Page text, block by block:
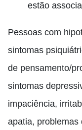
estão
Pessoas com
sintomas
de pensamento/
sintomas
impaciência,
apatia, problemas